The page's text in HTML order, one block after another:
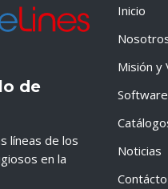
de
líneas de los
en la
Inicio
Misión y
Software
Noticias
Contácto